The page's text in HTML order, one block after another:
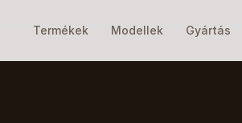
Termékek Modellek Gyártás